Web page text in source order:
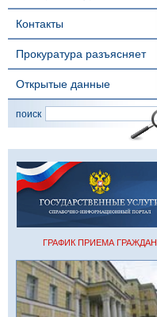
Контакты
Прокуратура разъясняет
Открытые данные
поиск
ГРАФИК ПРИЕМА ГРАЖДАН